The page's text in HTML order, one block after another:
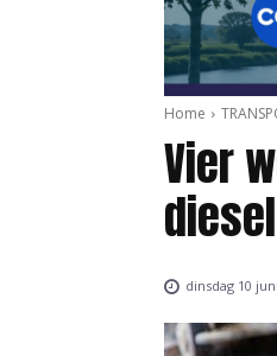
Home
Vier
dinsdag 10